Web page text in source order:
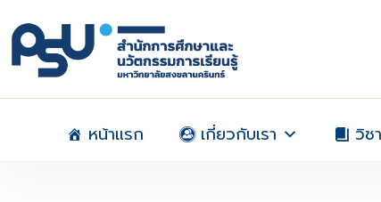
to
content
หน้าแรก เกี่ยวกับเรา วิช